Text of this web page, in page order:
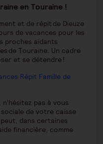
en Touraine !
et de répit de Dieuze
de vacances pour les
proches aidants
de Touraine. Un cadre
et se détendre !
Répit Famille de
pas à vous
de votre caisse
dans certaines
financière, comme